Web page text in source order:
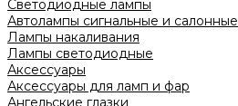
Светодиодные лампы
Автолампы сигнальные и салонные
Лампы накаливания
Лампы светодиодные
Аксессуары
Аксессуары для ламп и фар
Ангельские глазки